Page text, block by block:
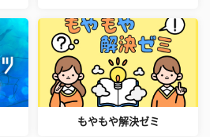
もやもや解決ゼミ